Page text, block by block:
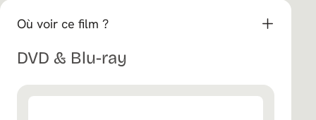
Où voir ce film ?
DVD & Blu-ray